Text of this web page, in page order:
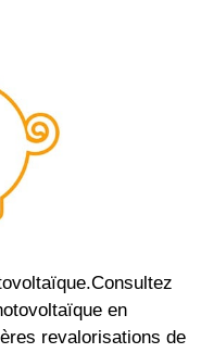
en
revalorisations de